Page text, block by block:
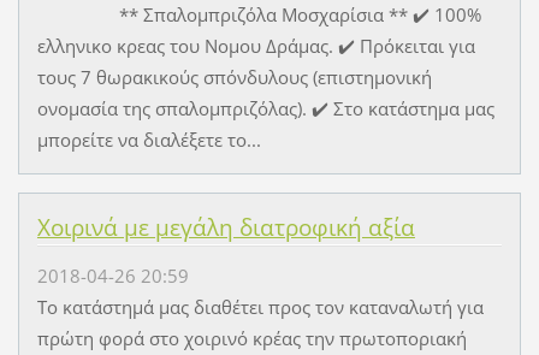
** Σπαλομπριζόλα Μοσχαρίσια ** ✔️ 100%
ελληνικο κρεας του Νομου Δράμας. ✔️ Πρόκειται για
τους 7 θωρακικούς σπόνδυλους (επιστημονική
ονομασία της σπαλομπριζόλας). ✔️ Στο κατάστημα μας
μπορείτε να διαλέξετε το...
Χοιρινά με μεγάλη διατροφική αξία
2018-04-26 20:59
Το κατάστημά μας διαθέτει προς τον καταναλωτή για
πρώτη φορά στο χοιρινό κρέας την πρωτοποριακή